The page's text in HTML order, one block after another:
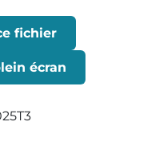
fichier
écran